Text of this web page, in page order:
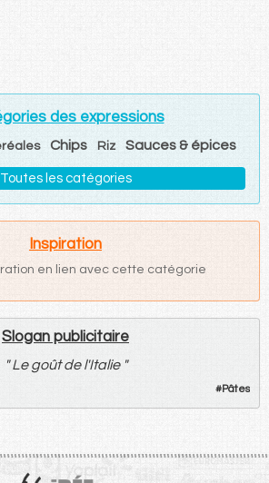
des expressions
Chips Riz Sauces & épices
Toutes les catégories
Inspiration
en lien avec cette catégorie
Slogan publicitaire
" Le goût de l'Italie "
#Pâtes